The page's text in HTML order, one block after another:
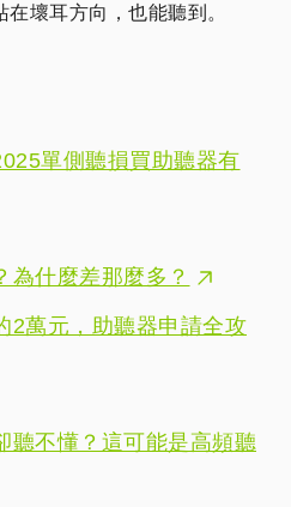
在壞耳方向，也能聽到。
單側聽損買助聽器有
為什麼差那麼多？
2萬元，助聽器申請全攻
聽不懂？這可能是高頻聽